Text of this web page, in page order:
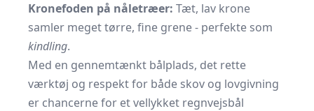
Kronefoden på nåletræer: Tæt, lav krone
samler meget tørre, fine grene - perfekte som
kindling.
Med en gennemtænkt bålplads, det rette
værktøj og respekt for både skov og lovgivning
er chancerne for et vellykket regnvejsbål